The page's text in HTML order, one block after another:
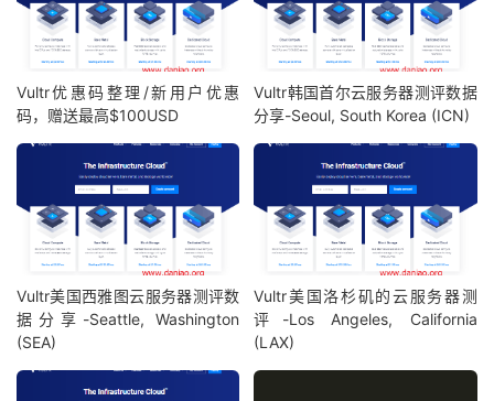
Vultr优惠码整理/新用户优惠
码，赠送最高$100USD
Vultr韩国首尔云服务器测评数据
分享-Seoul, South Korea (ICN)
Vultr美国西雅图云服务器测评数
据分享-Seattle, Washington
(SEA)
Vultr美国洛杉矶的云服务器测
评-Los Angeles, California
(LAX)